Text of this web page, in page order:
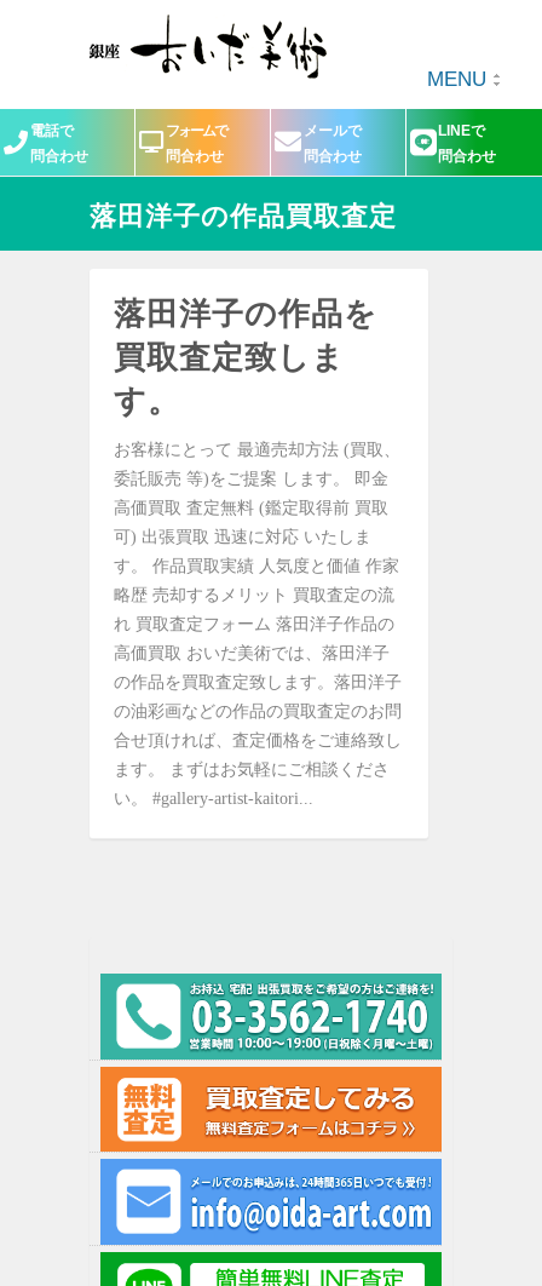
MENU
電話で
問合わせ
フォームで
問合わせ
メールで
問合わせ
LINEで
問合わせ
落田洋子の作品買取査定
落田洋子の作品を
買取査定致しま
す。
お客様にとって 最適売却方法 (買取、
委託販売 等)をご提案 します。 即金
高価買取 査定無料 (鑑定取得前 買取
可) 出張買取 迅速に対応 いたしま
す。 作品買取実績 人気度と価値 作家
略歴 売却するメリット 買取査定の流
れ 買取査定フォーム 落田洋子作品の
高価買取 おいだ美術では、落田洋子
の作品を買取査定致します。落田洋子
の油彩画などの作品の買取査定のお問
合せ頂ければ、査定価格をご連絡致し
ます。 まずはお気軽にご相談くださ
い。 #gallery-artist-kaitori...